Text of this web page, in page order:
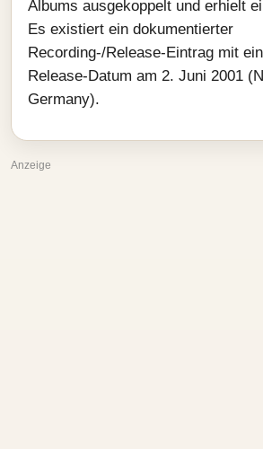
Albums ausgekoppelt und erhielt
Es existiert ein dokumentierter
Recording-/Release-Eintrag mit
Release-Datum am 2. Juni 2001
Germany).
Anzeige